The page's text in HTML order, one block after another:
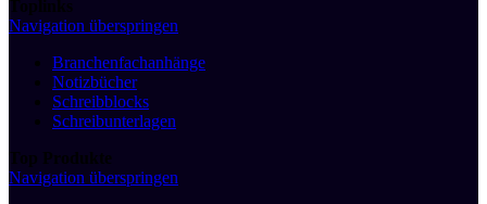
Toplinks
Navigation überspringen
Branchenfachanhänge
Notizbücher
Schreibblocks
Schreibunterlagen
Top Produkte
Navigation überspringen